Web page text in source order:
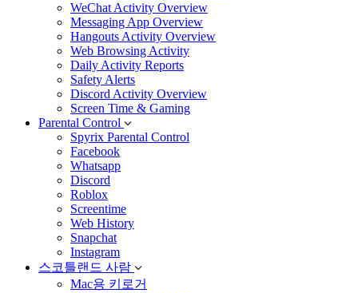
WeChat Activity Overview
Messaging App Overview
Hangouts Activity Overview
Web Browsing Activity
Daily Activity Reports
Safety Alerts
Discord Activity Overview
Screen Time & Gaming
Parental Control
Spyrix Parental Control
Facebook
Whatsapp
Discord
Roblox
Screentime
Web History
Snapchat
Instagram
스코틀랜드 사람
Mac용 키로거